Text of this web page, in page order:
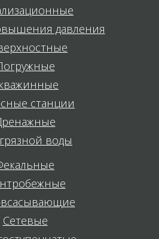
давления
станции
воды
Сетевые